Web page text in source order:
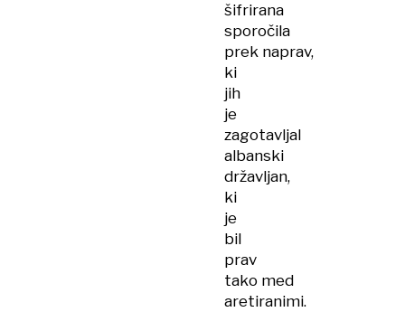
šifrirana
sporočila
prek naprav,
ki
jih
je
zagotavljal
albanski
državljan,
ki
je
bil
prav
tako med
aretiranimi.